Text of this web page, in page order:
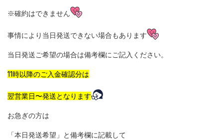
※確約はできません
事情により当日発送できない場合もあります
当日発送ご希望の場合は備考欄にご記入ください。
11時以降のご入金確認分は
翌営業日〜発送となります
お急ぎの方は
「本日発送希望」と備考欄に記載して